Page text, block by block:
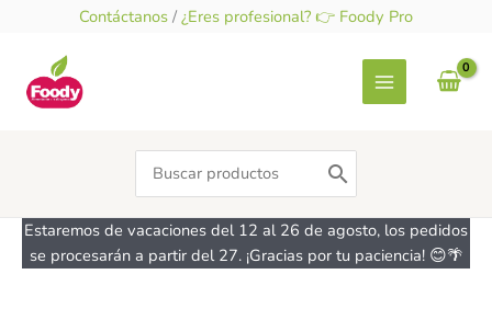
contenido
Contáctanos / ¿Eres profesional? 👉 Foody Pro
Search
for:
Estaremos de vacaciones del 12 al 26 de agosto, los pedidos
se procesarán a partir del 27. ¡Gracias por tu paciencia! 😊🌴